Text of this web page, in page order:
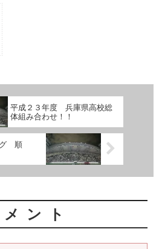
平成２３年度 兵庫県高校総
体組み合わせ！！
グ 順
メント